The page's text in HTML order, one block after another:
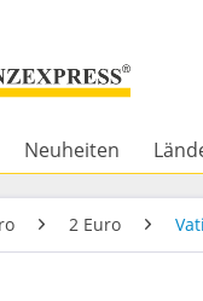
Neuheiten
2 Euro